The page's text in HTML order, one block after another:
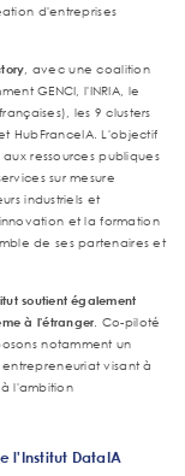
d'entreprises
, avec une coalition
GENCI, l'INRIA, le
les 9 clusters
HubFranceIA. L'objectif
ressources publiques
sur mesure
industriels et
et la formation
de ses partenaires et
soutient également
à l'étranger. Co-piloté
notamment un
visant à
l'ambition
l'Institut DataIA